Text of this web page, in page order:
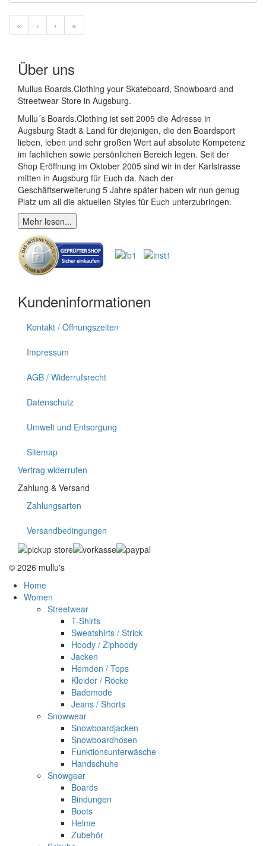
« ‹ › »
Über uns
Mullus Boards.Clothing your Skateboard, Snowboard and
Streetwear Store in Augsburg.
Mullu´s Boards.Clothing ist seit 2005 die Adresse in
Augsburg Stadt & Land für diejenigen, die den Boardsport
lieben, leben und sehr großen Wert auf absolute Kompetenz
im fachlichen sowie persönlichen Bereich legen. Seit der
Shop Eröffnung im Oktober 2005 sind wir in der Karlstrasse
mitten in Augsburg für Euch da. Nach der
Geschäftserweiterung 5 Jahre später haben wir nun genug
Platz um all die aktuellen Styles für Euch unterzubringen.
Mehr lesen...
Kundeninformationen
Kontakt / Öffnungszeiten
Impressum
AGB / Widerrufsrecht
Datenschutz
Umwelt und Entsorgung
Sitemap
Vertrag widerrufen
Zahlung & Versand
Zahlungsarten
Versandbedingungen
© 2026 mullu's
Home
Women
Streetwear
T-Shirts
Sweatshirts / Strick
Hoody / Ziphoody
Jacken
Hemden / Tops
Kleider / Röcke
Bademode
Jeans / Shorts
Snowwear
Snowboardjacken
Snowboardhosen
Funktionsunterwäsche
Handschuhe
Snowgear
Boards
Bindungen
Boots
Helme
Zubehör